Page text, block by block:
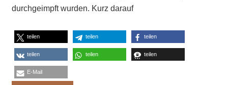
durchgeimpft wurden. Kurz darauf
teilen teilen teilen
teilen teilen teilen
E-Mail